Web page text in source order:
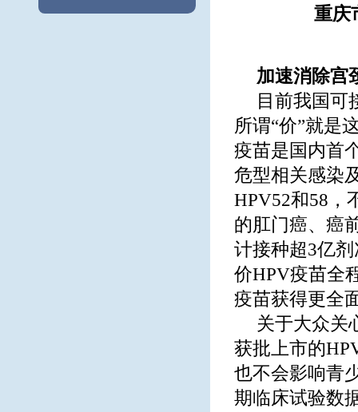
重庆
加速消除宫
目前我国可
所谓“价”就是
疫苗是国内首
危型相关感染
HPV52和58，
的肛门癌、癌
计接种超3亿
价HPV疫苗全
疫苗获得更全
关于大众关
获批上市的
也不会影响青
期临床试验数